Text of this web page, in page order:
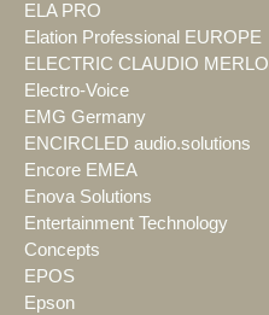
ELA PRO
Elation Professional EUROPE
ELECTRIC CLAUDIO MERLO
Electro-Voice
EMG Germany
ENCIRCLED audio.solutions
Encore EMEA
Enova Solutions
Entertainment Technology
Concepts
EPOS
Epson